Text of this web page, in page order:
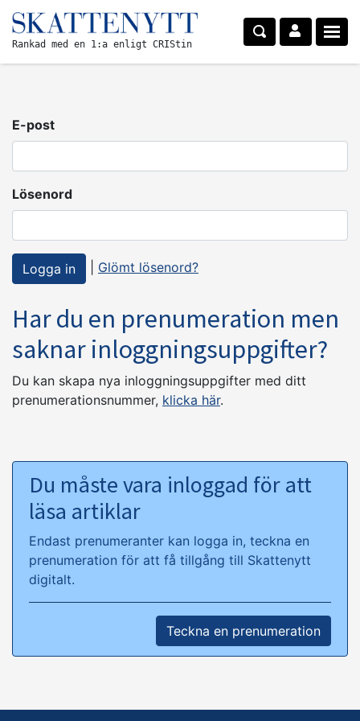
Rankad med en 1:a enligt CRIStin
E-post
Lösenord
Glömt lösenord?
Har du en prenumeration men
saknar inloggningsuppgifter?
Du kan skapa nya inloggningsuppgifter med ditt
prenumerationsnummer, klicka här.
Du måste vara inloggad för att
läsa artiklar
Endast prenumeranter kan logga in, teckna en
prenumeration för att få tillgång till Skattenytt
digitalt.
Teckna en prenumeration